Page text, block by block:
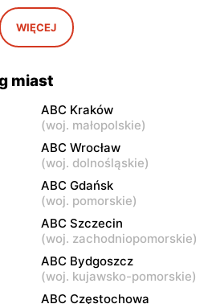
ABC
Warszawa, ul. Białostocka
9
ABC
ABC
Warszawa, ul. Chełmska 9
ABC
Warszawa, ul. Pustola 23
ABC
Warszawa, ul. Ludwika
WIĘCEJ
miast
ABC Kraków
(woj. małopolskie)
ABC Wrocław
(woj. dolnośląskie)
ABC Gdańsk
(woj. pomorskie)
ABC Szczecin
(woj. zachodniopomorskie)
ABC Bydgoszcz
(woj. kujawsko-pomorskie)
ABC Częstochowa